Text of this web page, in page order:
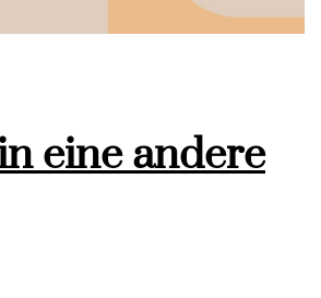
eine andere